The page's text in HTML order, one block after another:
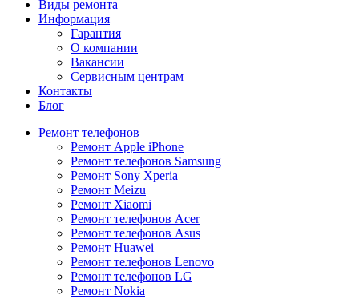
Виды ремонта
Информация
Гарантия
О компании
Вакансии
Сервисным центрам
Контакты
Блог
Ремонт телефонов
Ремонт Apple iPhone
Ремонт телефонов Samsung
Ремонт Sony Xperia
Ремонт Meizu
Ремонт Xiaomi
Ремонт телефонов Acer
Ремонт телефонов Asus
Ремонт Huawei
Ремонт телефонов Lenovo
Ремонт телефонов LG
Ремонт Nokia